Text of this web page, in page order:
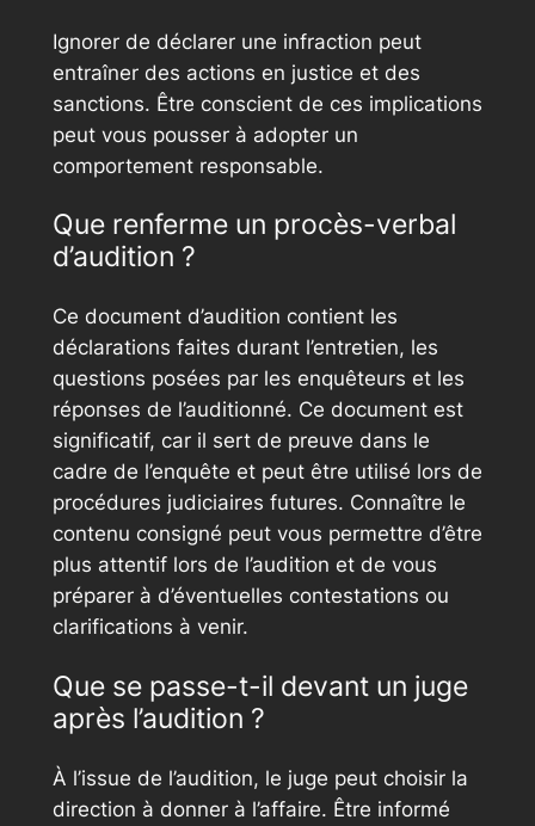
Ignorer de déclarer une infraction peut
entraîner des actions en justice et des
sanctions. Être conscient de ces implications
peut vous pousser à adopter un
comportement responsable.
Que renferme un procès-verbal
d’audition ?
Ce document d’audition contient les
déclarations faites durant l’entretien, les
questions posées par les enquêteurs et les
réponses de l’auditionné. Ce document est
significatif, car il sert de preuve dans le
cadre de l’enquête et peut être utilisé lors de
procédures judiciaires futures. Connaître le
contenu consigné peut vous permettre d’être
plus attentif lors de l’audition et de vous
préparer à d’éventuelles contestations ou
clarifications à venir.
Que se passe-t-il devant un juge
après l’audition ?
À l’issue de l’audition, le juge peut choisir la
direction à donner à l’affaire. Être informé